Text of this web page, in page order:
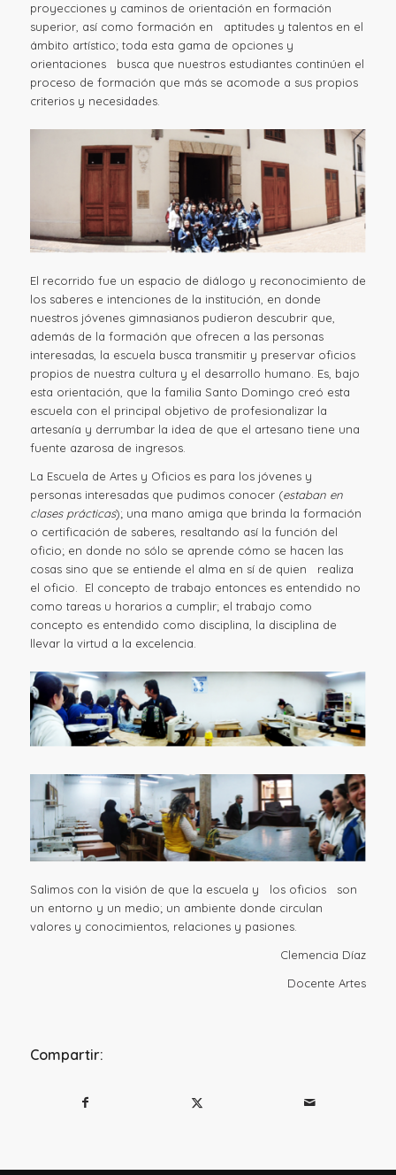
proyecciones y caminos de orientación en formación
superior, así como formación en aptitudes y talentos en el
ámbito artístico; toda esta gama de opciones y
orientaciones busca que nuestros estudiantes continúen el
proceso de formación que más se acomode a sus propios
criterios y necesidades.
El recorrido fue un espacio de diálogo y reconocimiento de
los saberes e intenciones de la institución, en donde
nuestros jóvenes gimnasianos pudieron descubrir que,
además de la formación que ofrecen a las personas
interesadas, la escuela busca transmitir y preservar oficios
propios de nuestra cultura y el desarrollo humano. Es, bajo
esta orientación, que la familia Santo Domingo creó esta
escuela con el principal objetivo de profesionalizar la
artesanía y derrumbar la idea de que el artesano tiene una
fuente azarosa de ingresos.
La Escuela de Artes y Oficios es para los jóvenes y
personas interesadas que pudimos conocer (estaban en
clases prácticas); una mano amiga que brinda la formación
o certificación de saberes, resaltando así la función del
oficio; en donde no sólo se aprende cómo se hacen las
cosas sino que se entiende el alma en sí de quien realiza
el oficio. El concepto de trabajo entonces es entendido no
como tareas u horarios a cumplir; el trabajo como
concepto es entendido como disciplina, la disciplina de
llevar la virtud a la excelencia.
Salimos con la visión de que la escuela y los oficios son
un entorno y un medio; un ambiente donde circulan
valores y conocimientos, relaciones y pasiones.
Clemencia Díaz
Docente Artes
Compartir: